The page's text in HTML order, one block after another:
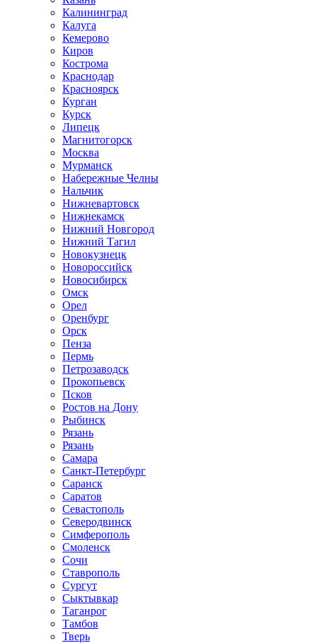
Калининград
Калуга
Кемерово
Киров
Кострома
Краснодар
Красноярск
Курган
Курск
Липецк
Магнитогорск
Москва
Мурманск
Набережные Челны
Нальчик
Нижневартовск
Нижнекамск
Нижний Новгород
Нижний Тагил
Новокузнецк
Новороссийск
Новосибирск
Омск
Орел
Оренбург
Орск
Пенза
Пермь
Петрозаводск
Прокопьевск
Псков
Ростов на Дону
Рыбинск
Рязань
Рязань
Самара
Санкт-Петербург
Саранск
Саратов
Севастополь
Северодвинск
Симферополь
Смоленск
Сочи
Ставрополь
Сургут
Сыктывкар
Таганрог
Тамбов
Тверь